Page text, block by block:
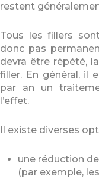
restent
Tous les fillers
donc pas
devra être répété,
filler. En général, il
par an un
l’effet.
Il existe diverses
une réduction
(par exemple,